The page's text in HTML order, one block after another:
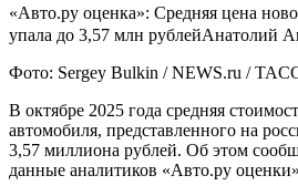
«Авто.ру оценка»: Средняя цена
упала до 3,57 млн рублейАнатолий
Фото: Sergey Bulkin / NEWS.ru /
В октябре 2025 года средняя
автомобиля, представленного на
3,57 миллиона рублей. Об этом
данные аналитиков «Авто.ру